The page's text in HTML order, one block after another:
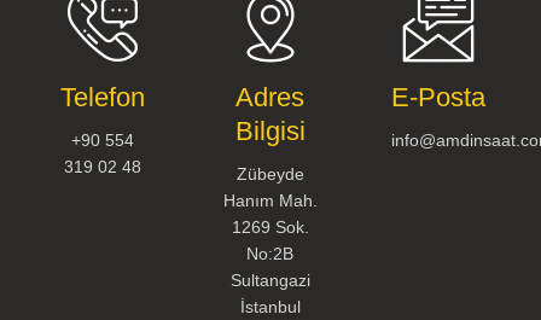
Telefon
+90 554
319 02 48
Adres
Bilgisi
Zübeyde
Hanım Mah.
1269 Sok.
No:2B
Sultangazi
İstanbul
E-Posta